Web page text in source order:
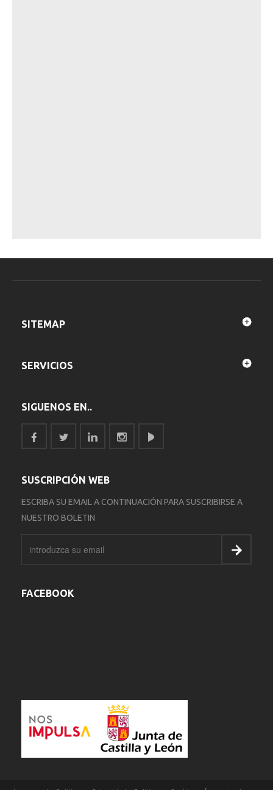
SITEMAP
SERVICIOS
SIGUENOS EN..
SUSCRIPCIÓN WEB
ESCRIBA SU EMAIL A CONTINUACIÓN PARA SUSCRIBIRSE A
NUESTRO BOLETIN
FACEBOOK